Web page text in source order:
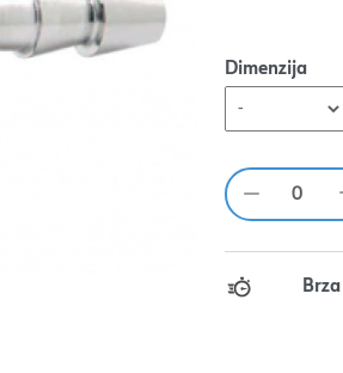
Dimenzija